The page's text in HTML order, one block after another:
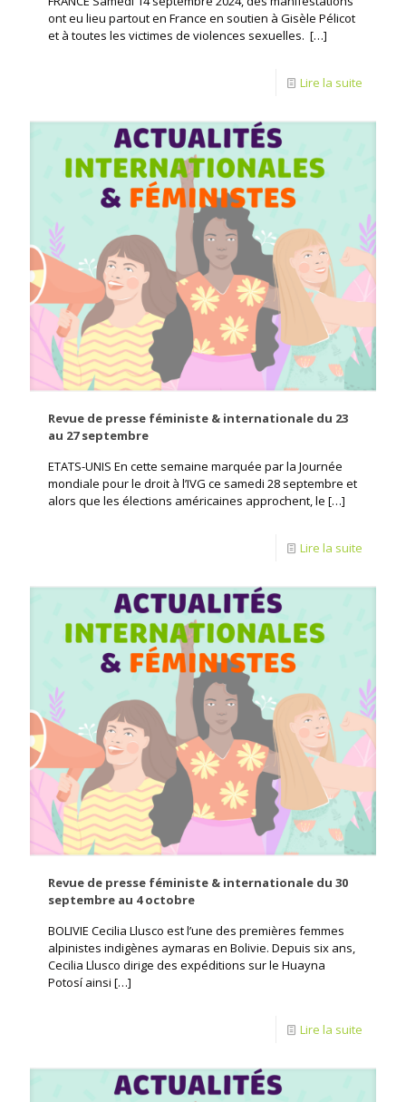
ont eu lieu partout en France en soutien à Gisèle Pélicot
et à toutes les victimes de violences sexuelles. […]
Lire la suite
Revue de presse féministe & internationale du 23
au 27 septembre
ETATS-UNIS En cette semaine marquée par la Journée
mondiale pour le droit à l’IVG ce samedi 28 septembre et
alors que les élections américaines approchent, le […]
Lire la suite
Revue de presse féministe & internationale du 30
septembre au 4 octobre
BOLIVIE Cecilia Llusco est l’une des premières femmes
alpinistes indigènes aymaras en Bolivie. Depuis six ans,
Cecilia Llusco dirige des expéditions sur le Huayna
Potosí ainsi […]
Lire la suite